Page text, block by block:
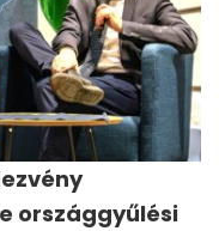
országgyűlési